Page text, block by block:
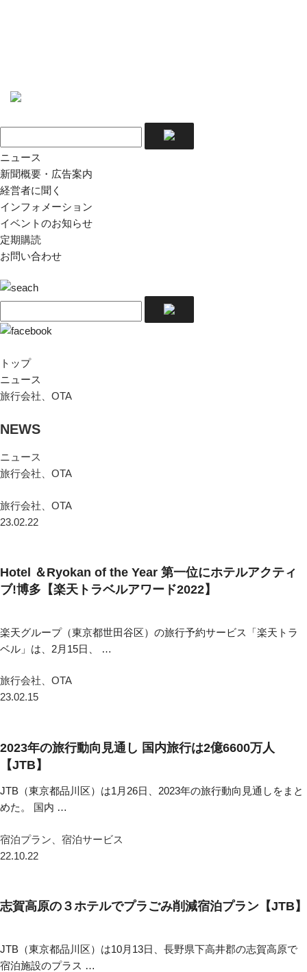
ニュース
新聞概要・広告案内
経営者に聞く
インフォメーション
イベントのお知らせ
定期購読
お問い合わせ
トップ
ニュース
旅行会社、OTA
NEWS
ニュース
旅行会社、OTA
旅行会社、OTA
23.02.22
Hotel ＆Ryokan of the Year 第一位にホテルアクティ
ブ!博多【楽天トラベルアワード2022】
楽天グループ（東京都世田谷区）の旅行予約サービス「楽天トラ
ベル」は、2月15日、 …
旅行会社、OTA
23.02.15
2023年の旅行動向見通し 国内旅行は2億6600万人
【JTB】
JTB（東京都品川区）は1月26日、2023年の旅行動向見通しをまと
めた。 国内 …
宿泊プラン、宿泊サービス
22.10.22
志賀高原の３ホテルでプラごみ削減宿泊プラン【JTB】
JTB（東京都品川区）は10月13日、長野県下高井郡の志賀高原で
宿泊施設のプラス …